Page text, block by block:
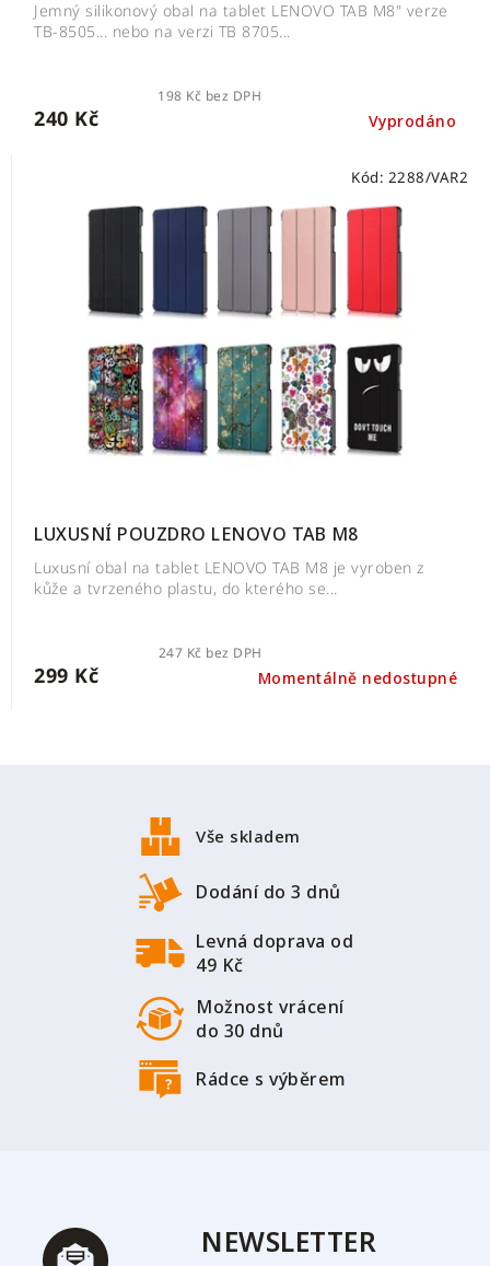
Vyprodáno
198 Kč bez DPH
240 Kč
Jemný silikonový obal na tablet LENOVO TAB M8" verze
TB-8505... nebo na verzi TB 8705...
LUXUSNÍ POUZDRO LENOVO TAB M8
Momentálně nedostupné
247 Kč bez DPH
299 Kč
Luxusní obal na tablet LENOVO TAB M8 je vyroben z
kůže a tvrzeného plastu, do kterého se...
Kód: 2288/VAR2
Vše skladem
Dodání do 3 dnů
Levná doprava od
49 Kč
Možnost vrácení
do 30 dnů
Rádce s výběrem
NEWSLETTER